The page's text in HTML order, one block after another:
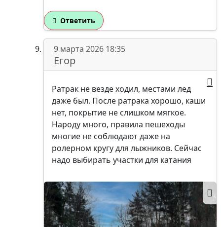
Ответить
9 марта 2026 18:35
Егор
Ратрак не везде ходил, местами лед
даже был. После ратрака хорошо, каши
нет, покрытие не слишком мягкое.
Народу много, правила пешеходы
многие не соблюдают даже на
ролерном кругу для лыжников. Сейчас
надо выбирать участки для катания